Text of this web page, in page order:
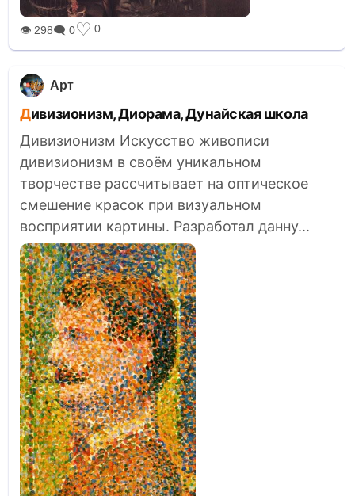
👁 298🗨 0♡ 0
Арт
Дивизионизм, Диорама, Дунайская школа
Дивизионизм Искусство живописи
дивизионизм в своём уникальном
творчестве рассчитывает на оптическое
смешение красок при визуальном
восприятии картины. Разработал данну...